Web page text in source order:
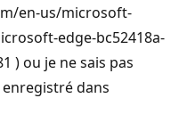
en-us/microsoft-
edge-bc52418a-
) ou je ne sais pas
dans